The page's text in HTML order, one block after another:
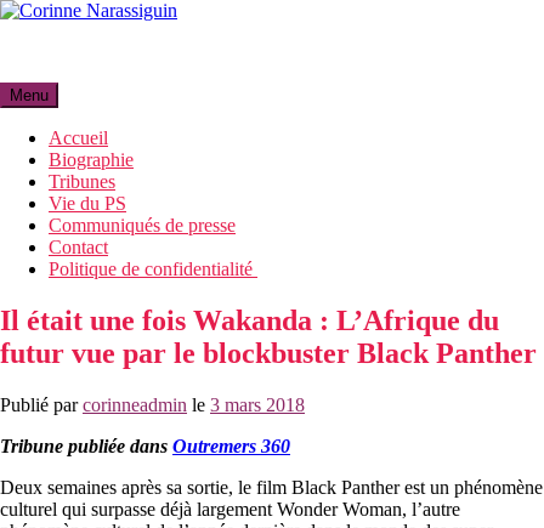
Aller
Menu
Accueil
Biographie
Tribunes
Vie du PS
Communiqués de presse
Contact
Politique de confidentialité
Il était une fois Wakanda : L’Afrique du
futur vue par le blockbuster Black Panther
Publié parcorinneadmin le 3 mars 2018
Tribune publiée dans Outremers 360
Deux semaines après sa sortie, le film Black Panther est un phénomène
culturel qui surpasse déjà largement Wonder Woman, l’autre